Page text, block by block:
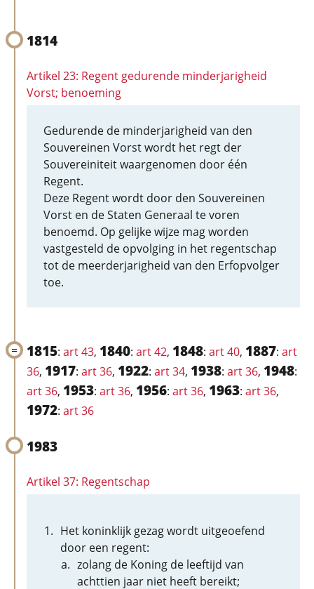
1814
Artikel 23: Regent gedurende minderjarigheid
Vorst; benoeming
Gedurende de minderjarigheid van den
Souvereinen Vorst wordt het regt der
Souvereiniteit waargenomen door één
Regent.
Deze Regent wordt door den Souvereinen
Vorst en de Staten Generaal te voren
benoemd. Op gelijke wijze mag worden
vastgesteld de opvolging in het regentschap
tot de meerderjarigheid van den Erfopvolger
toe.
1815: art 43, 1840: art 42, 1848: art 40, 1887: art
36, 1917: art 36, 1922: art 34, 1938: art 36, 1948:
art 36, 1953: art 36, 1956: art 36, 1963: art 36,
1972: art 36
1983
Artikel 37: Regentschap
Het koninklijk gezag wordt uitgeoefend
door een regent:
zolang de Koning de leeftijd van
achttien jaar niet heeft bereikt;